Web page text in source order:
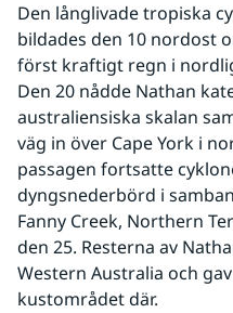
Den långlivade tropiska
bildades den 10 nordost
först kraftigt regn i
Den 20 nådde Nathan
australiensiska skalan
väg in över Cape York i
passagen fortsatte
dyngsnederbörd i
Fanny Creek, Northern
den 25. Resterna av
Western Australia och
kustområdet där.